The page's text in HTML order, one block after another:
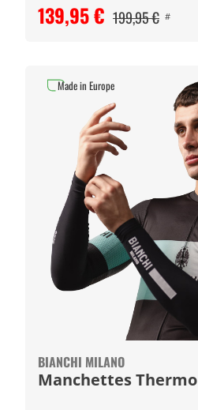
139,95 € 199,95 € #
BIANCHI MILANO
Manchettes Thermo
Made in Europe